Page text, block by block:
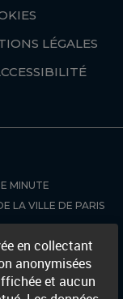
LÉGALES
MINUTE
LA VILLE DE PARIS
NUMÉRIQUES
en collectant
anonymisées
et aucun